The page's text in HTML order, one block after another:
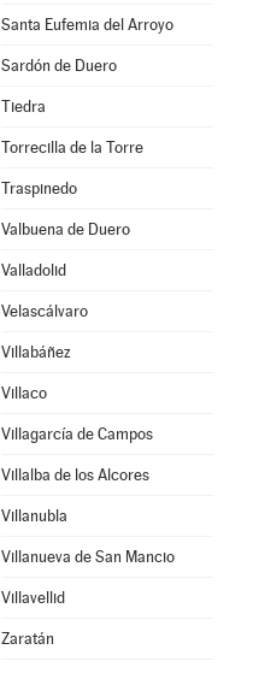
Santa Eufemia del Arroyo
Sardón de Duero
Tiedra
Torrecilla de la Torre
Traspinedo
Valbuena de Duero
Valladolid
Velascálvaro
Villabáñez
Villaco
Villagarcía de Campos
Villalba de los Alcores
Villanubla
Villanueva de San Mancio
Villavellid
Zaratán